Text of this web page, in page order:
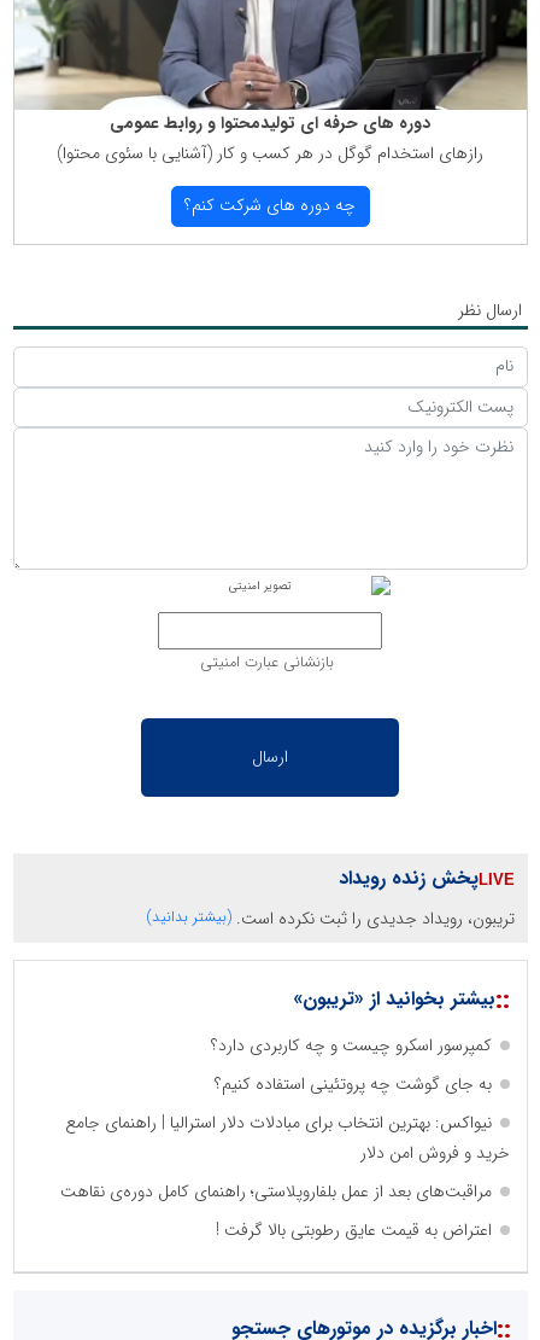
دوره های حرفه ای تولیدمحتوا و روابط عمومی
رازهای استخدام گوگل در هر كسب و كار (آشنایی با سئوی محتوا)
چه دوره های شركت كنم؟
ارسال نظر
بازنشانی عبارت امنیتی
پخش زنده رویداد
تریبون، رویداد جدیدی را ثبت نکرده است. (بیشتر بدانید)
::بیشتر بخوانید از «تریبون»
کمپرسور اسکرو چیست و چه کاربردی دارد؟
به جای گوشت چه پروتئینی استفاده کنیم؟
نیواکس: بهترین انتخاب برای مبادلات دلار استرالیا | راهنمای جامع
خرید و فروش امن دلار
مراقبت‌های بعد از عمل بلفاروپلاستی؛ راهنمای کامل دوره‌ی نقاهت
اعتراض به قیمت عایق رطوبتی بالا گرفت !
نظرسنجی